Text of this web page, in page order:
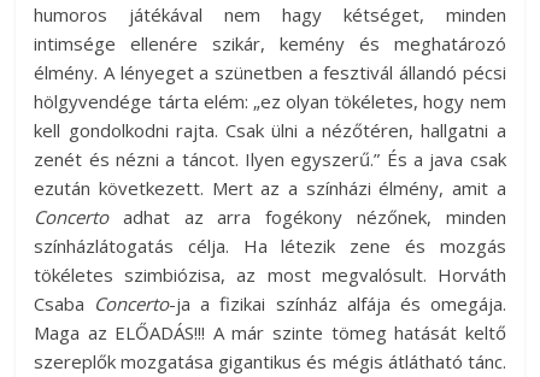
humoros játékával nem hagy kétséget, minden
intimsége ellenére szikár, kemény és meghatározó
élmény. A lényeget a szünetben a fesztivál állandó pécsi
hölgyvendége tárta elém: „ez olyan tökéletes, hogy nem
kell gondolkodni rajta. Csak ülni a nézőtéren, hallgatni a
zenét és nézni a táncot. Ilyen egyszerű.” És a java csak
ezután következett. Mert az a színházi élmény, amit a
Concertoadhat az arra fogékony nézőnek, minden
színházlátogatás célja. Ha létezik zene és mozgás
tökéletes szimbiózisa, az most megvalósult. Horváth
Csaba Concerto-ja a fizikai színház alfája és omegája.
Maga az ELŐADÁS!!! A már szinte tömeg hatását keltő
szereplők mozgatása gigantikus és mégis átlátható tánc.